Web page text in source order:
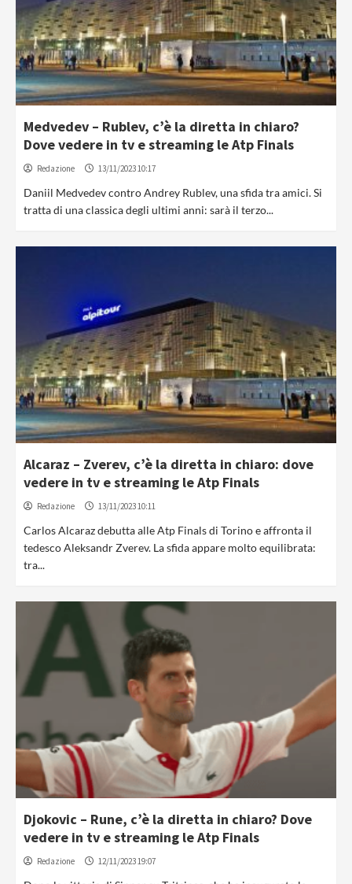
Medvedev – Rublev, c’è la diretta in chiaro?
Dove vedere in tv e streaming le Atp Finals
Redazione 13/11/2023 10:17
Daniil Medvedev contro Andrey Rublev, una sfida tra amici. Si
tratta di una classica degli ultimi anni: sarà il terzo...
Alcaraz – Zverev, c’è la diretta in chiaro: dove
vedere in tv e streaming le Atp Finals
Redazione 13/11/2023 10:11
Carlos Alcaraz debutta alle Atp Finals di Torino e affronta il
tedesco Aleksandr Zverev. La sfida appare molto equilibrata:
tra...
Djokovic – Rune, c’è la diretta in chiaro? Dove
vedere in tv e streaming le Atp Finals
Redazione 12/11/2023 19:07